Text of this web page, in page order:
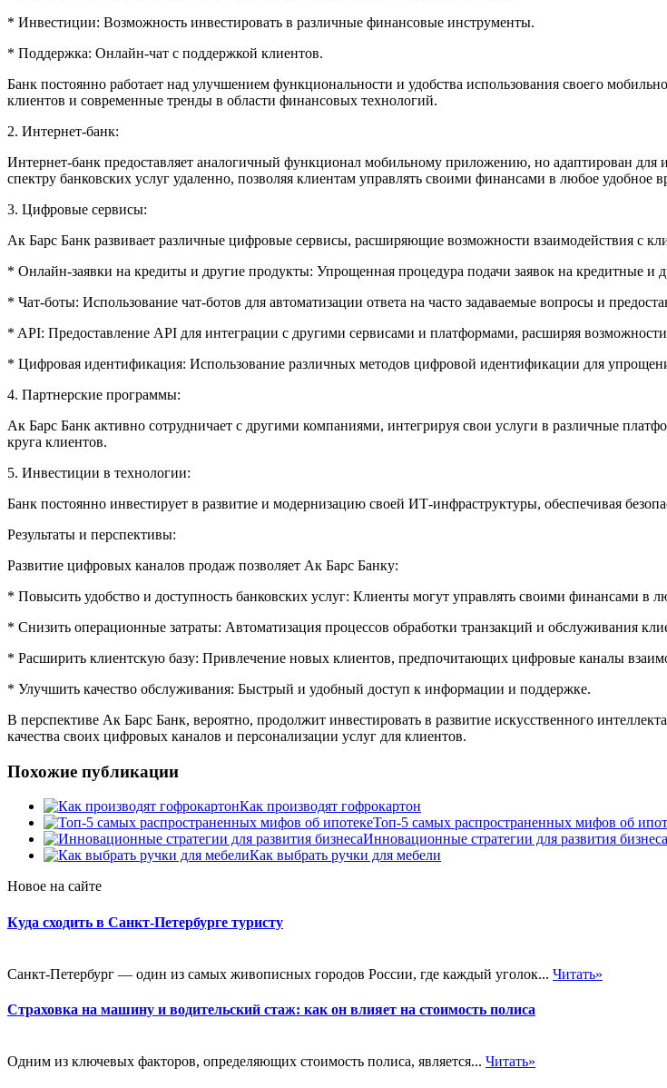
* Инвестиции: Возможность инвестировать в различные финансовые инструменты.
* Поддержка: Онлайн-чат с поддержкой клиентов.
Банк постоянно работает над улучшением функциональности и удобства использования своего
клиентов и современные тренды в области финансовых технологий.
2. Интернет-банк:
Интернет-банк предоставляет аналогичный функционал мобильному приложению, но адаптирован для
спектру банковских услуг удаленно, позволяя клиентам управлять своими финансами в любое удобное
3. Цифровые сервисы:
Ак Барс Банк развивает различные цифровые сервисы, расширяющие возможности взаимодействия с
* Онлайн-заявки на кредиты и другие продукты: Упрощенная процедура подачи заявок на кредитные
* Чат-боты: Использование чат-ботов для автоматизации ответа на часто задаваемые вопросы и
* API: Предоставление API для интеграции с другими сервисами и платформами, расширяя
* Цифровая идентификация: Использование различных методов цифровой идентификации для
4. Партнерские программы:
Ак Барс Банк активно сотрудничает с другими компаниями, интегрируя свои услуги в различные
круга клиентов.
5. Инвестиции в технологии:
Банк постоянно инвестирует в развитие и модернизацию своей ИТ-инфраструктуры, обеспечивая
Результаты и перспективы:
Развитие цифровых каналов продаж позволяет Ак Барс Банку:
* Повысить удобство и доступность банковских услуг: Клиенты могут управлять своими финансами в
* Снизить операционные затраты: Автоматизация процессов обработки транзакций и обслуживания
* Расширить клиентскую базу: Привлечение новых клиентов, предпочитающих цифровые каналы
* Улучшить качество обслуживания: Быстрый и удобный доступ к информации и поддержке.
В перспективе Ак Барс Банк, вероятно, продолжит инвестировать в развитие искусственного
качества своих цифровых каналов и персонализации услуг для клиентов.
Похожие публикации
Как производят гофрокартон
Топ-5 самых распространенных мифов об
Инновационные стратегии для развития бизнеса
Как выбрать ручки для мебели
Новое на сайте
Куда сходить в Санкт-Петербурге туристу
Санкт-Петербург — один из самых живописных городов России, где каждый уголок... Читать»
Страховка на машину и водительский стаж: как он влияет на стоимость полиса
Одним из ключевых факторов, определяющих стоимость полиса, является... Читать»